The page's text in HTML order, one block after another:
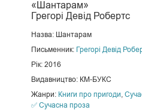
«Шантарам»
Грегорі Девід Робертс
Назва: Шантарам
Письменник: Грегорі Девід
Рік: 2016
Видавництво: КМ-БУКС
Жанри: Книги про пригоди,
✅ Сучасна проза